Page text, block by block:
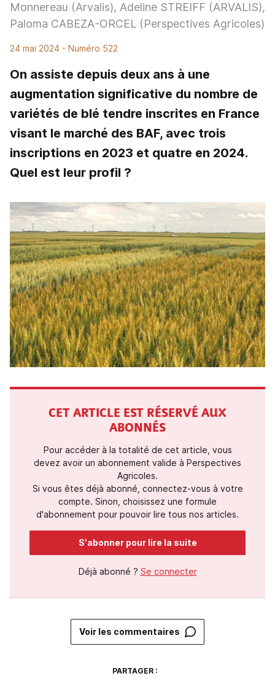
Monnereau (Arvalis), Adeline STREIFF (ARVALIS),
Paloma CABEZA-ORCEL (Perspectives Agricoles)
24 mai 2024 - Numéro 522
On assiste depuis deux ans à une
augmentation significative du nombre de
variétés de blé tendre inscrites en France
visant le marché des BAF, avec trois
inscriptions en 2023 et quatre en 2024.
Quel est leur profil ?
CET ARTICLE EST RÉSERVÉ AUX
ABONNÉS
Pour accéder à la totalité de cet article, vous
devez avoir un abonnement valide à Perspectives
Agricoles.
Si vous êtes déjà abonné, connectez-vous à votre
compte. Sinon, choisissez une formule
d'abonnement pour pouvoir lire tous nos articles.
S'abonner pour lire la suite
Déjà abonné ? Se connecter
Voir les commentaires
PARTAGER :